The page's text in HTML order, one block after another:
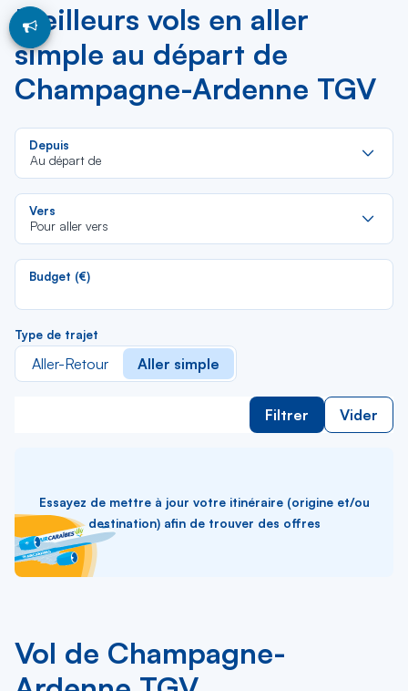
Meilleurs vols en aller
simple au départ de
Champagne-Ardenne TGV
Depuis
Au départ de
Vers
Pour aller vers
Budget (€)
Type de trajet
Aller-Retour Aller simple
Filtrer Vider
Essayez de mettre à jour votre itinéraire (origine et/ou
destination) afin de trouver des offres
Vol de Champagne-